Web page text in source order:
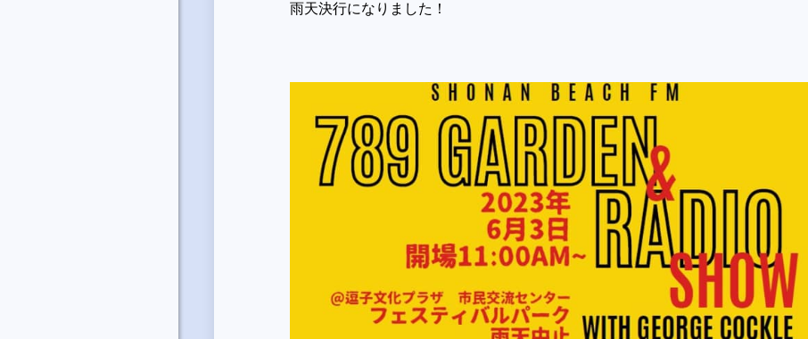
雨天決行になりました！